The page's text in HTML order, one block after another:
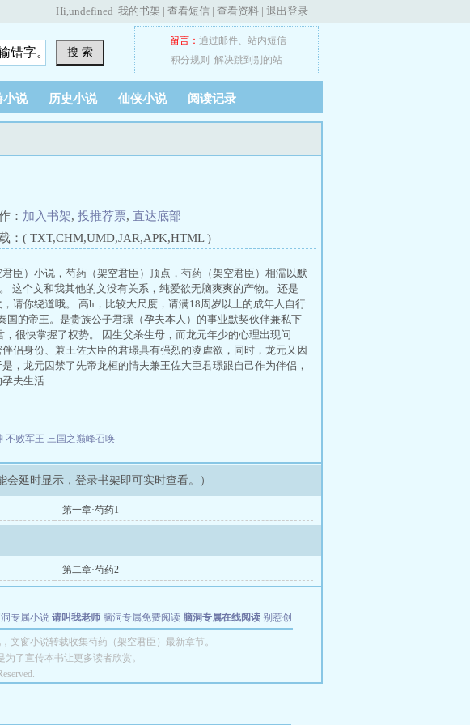
Hi,undefined 我的书架 | 查看短信 | 查看资料 | 退出登录
搜 索
留言： 通过邮件、 站内短信
积分规则
解决跳到别的站
小说 历史小说 仙侠小说 阅读记录
： 加入书架, 投推荐票, 直达底部
( TXT,CHM,UMD,JAR,APK,HTML )
臣）小说，芍药（架空君臣）顶点，芍药（架空君臣）相濡以默
这个文和我其他的文没有关系，纯爱欲无脑爽爽的产物。 还是
请你绕道哦。 高h，比较大尺度，请满18周岁以上的成年人自行
的帝王。是贵族公子君璟（孕夫本人）的事业默契伙伴兼私下
很快掌握了权势。 因生父杀生母，而龙元年少的心理出现问
侣身份、兼王佐大臣的君璟具有强烈的凌虐欲，同时，龙元又因
，龙元囚禁了先帝龙桓的情夫兼王佐大臣君璟跟自己作为伴侣，
孕夫生活……
不败军王 三国之巅峰召唤
会延时显示，登录书架即可实时查看。）
第一章·芍药1
第二章·芍药2
专属小说 请叫我老师 脑洞专属免费阅读 脑洞专属在线阅读 别惹创
文窗小说转载收集芍药（架空君臣）最新章节。
了宣传本书让更多读者欣赏。